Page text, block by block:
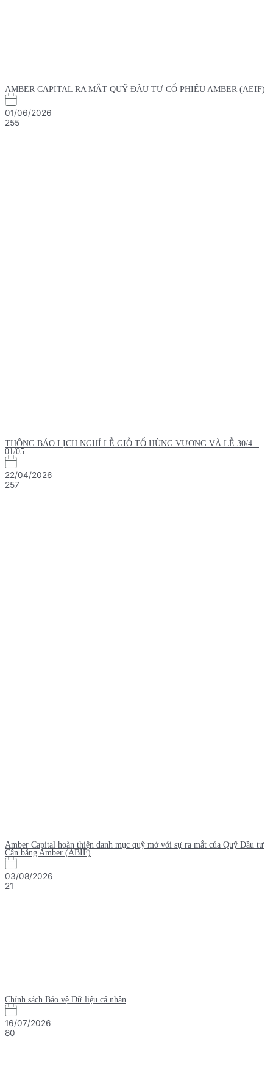
AMBER CAPITAL RA MẮT QUỸ ĐẦU TƯ CỔ PHIẾU AMBER (AEIF)
01/06/2026
255
THÔNG BÁO LỊCH NGHỈ LỄ GIỖ TỔ HÙNG VƯƠNG VÀ LỄ 30/4 –
01/05
22/04/2026
257
Amber Capital hoàn thiện danh mục quỹ mở với sự ra mắt của Quỹ Đầu tư
Cân bằng Amber (ABIF)
03/08/2026
21
Chính sách Bảo vệ Dữ liệu cá nhân
16/07/2026
80